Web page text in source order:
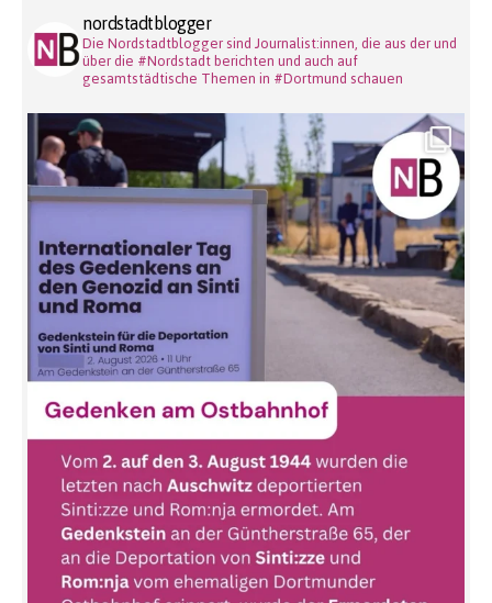
nordstadtblogger
Die Nordstadtblogger sind Journalist:innen, die aus der und
über die #Nordstadt berichten und auch auf
gesamtstädtische Themen in #Dortmund schauen